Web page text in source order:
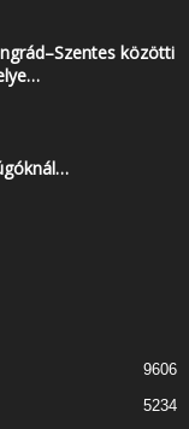
közötti
9606
5234